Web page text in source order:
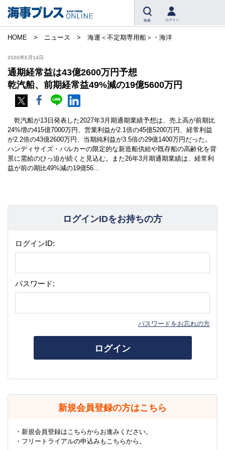
検索 ログイン
HOME ニュース 海運＜不定期専用船＞・海洋
2026年5月14日
通期経常益は43億2600万円予想
乾汽船、前期経常益49%減の19億5600万円
乾汽船が13日発表した2027年3月期通期業績予想は、売上高が前期比
24%増の415億7000万円、営業利益が2.1倍の45億5200万円、経常利益
が2.2倍の43億2600万円、当期純利益が3.5倍の29億1400万円だった。
ハンディサイズ・バルカーの限定的な新造船供給や既存船の高齢化を背
景に需給のひっ迫が続くと見込む。また26年3月期通期業績は、経常利
益が前の期比49%減の19億56...
ログインIDをお持ちの方
ログインID:
パスワード:
パスワードをお忘れの方
ログイン
新規会員登録の方はこちら
・新規会員登録はこちらからお進みください。
・フリートライアルの申込みもこちらから。